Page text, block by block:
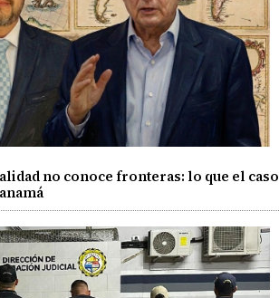
no conoce fronteras: lo que el caso